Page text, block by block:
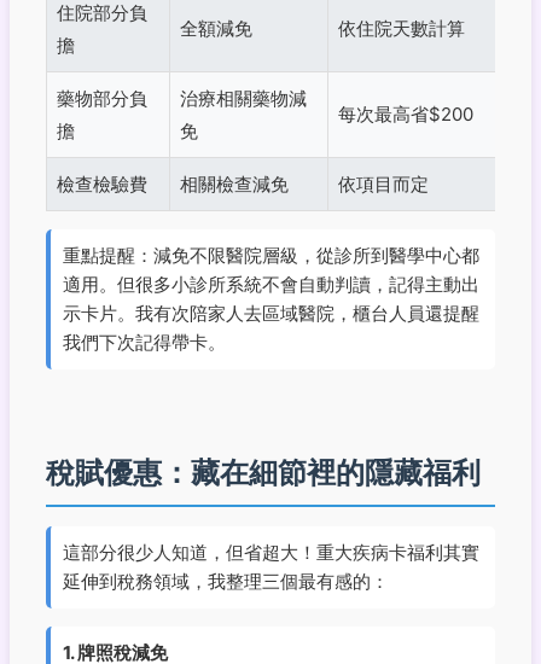
住院部分負
擔
全額減免 依住院天數計算
藥物部分負
擔
治療相關藥物減
免
每次最高省$200
檢查檢驗費 相關檢查減免 依項目而定
重點提醒：減免不限醫院層級，從診所到醫學中心都
適用。但很多小診所系統不會自動判讀，記得主動出
示卡片。我有次陪家人去區域醫院，櫃台人員還提醒
我們下次記得帶卡。
稅賦優惠：藏在細節裡的隱藏福利
這部分很少人知道，但省超大！重大疾病卡福利其實
延伸到稅務領域，我整理三個最有感的：
1. 牌照稅減免